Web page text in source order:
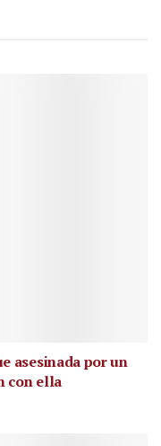
asesinada por un
con ella